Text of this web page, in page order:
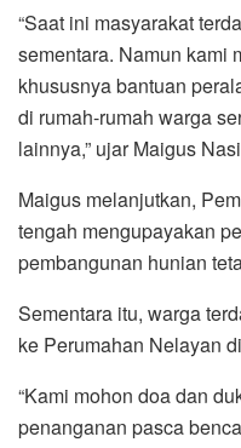
“Saat ini masyarakat
sementara. Namun kami
khususnya bantuan
di rumah-rumah warga
lainnya,” ujar Maigus
Maigus melanjutkan,
tengah mengupayakan
pembangunan hunian
Sementara itu, warga
ke Perumahan Nelayan
“Kami mohon doa dan
penanganan pasca